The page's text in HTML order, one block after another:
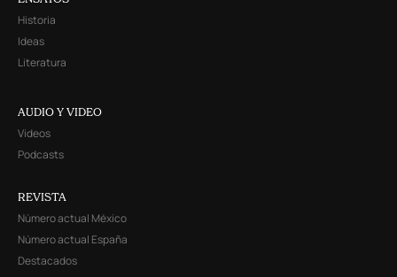
Historia
Ideas
Literatura
AUDIO Y VIDEO
Videos
Podcasts
REVISTA
Número actual México
Número actual España
Destacados